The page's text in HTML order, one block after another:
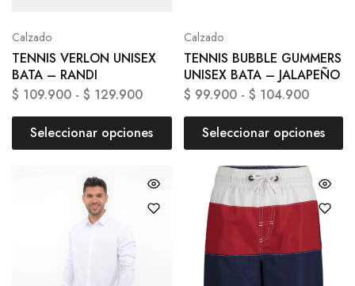
Calzado
TENNIS VERLON UNISEX
BATA – RANDI
$ 109.900 - $ 129.900
Seleccionar opciones
Calzado
TENNIS BUBBLE GUMMERS
UNISEX BATA – JALAPEÑO
$ 99.900 - $ 104.900
Seleccionar opciones